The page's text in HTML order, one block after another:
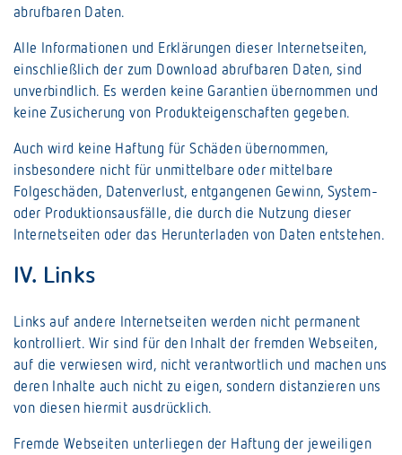
abrufbaren Daten.
Alle Informationen und Erklärungen dieser Internetseiten,
einschließlich der zum Download abrufbaren Daten, sind
unverbindlich. Es werden keine Garantien übernommen und
keine Zusicherung von Produkteigenschaften gegeben.
Auch wird keine Haftung für Schäden übernommen,
insbesondere nicht für unmittelbare oder mittelbare
Folgeschäden, Datenverlust, entgangenen Gewinn, System-
oder Produktionsausfälle, die durch die Nutzung dieser
Internetseiten oder das Herunterladen von Daten entstehen.
IV. Links
Links auf andere Internetseiten werden nicht permanent
kontrolliert. Wir sind für den Inhalt der fremden Webseiten,
auf die verwiesen wird, nicht verantwortlich und machen uns
deren Inhalte auch nicht zu eigen, sondern distanzieren uns
von diesen hiermit ausdrücklich.
Fremde Webseiten unterliegen der Haftung der jeweiligen